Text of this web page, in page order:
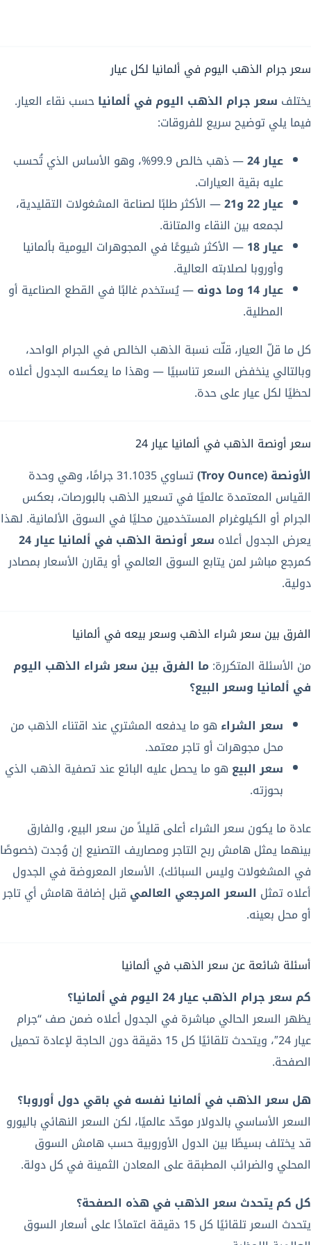
سعر جرام الذهب اليوم في ألمانيا لكل عيار
يختلف سعر جرام الذهب اليوم في ألمانياحسب نقاء العيار.
فيما يلي توضيح سريع للفروقات:
عيار 24
— ذهب خالص 99.9%، وهو الأساس الذي تُحسب
عليه بقية العيارات.
عيار 22 و21
— الأكثر طلبًا لصناعة المشغولات التقليدية،
لجمعه بين النقاء والمتانة.
عيار 18
— الأكثر شيوعًا في المجوهرات اليومية بألمانيا
وأوروبا لصلابته العالية.
عيار 14 وما دونه
— يُستخدم غالبًا في القطع الصناعية أو
المطلية.
كل ما قلّ العيار، قلّت نسبة الذهب الخالص في الجرام الواحد،
وبالتالي ينخفض السعر تناسبيًا — وهذا ما يعكسه الجدول أعلاه
لحظيًا لكل عيار على حدة.
سعر أونصة الذهب في ألمانيا عيار 24
الأونصة (Troy Ounce)
تساوي 31.1035 جرامًا، وهي وحدة
القياس المعتمدة عالميًا في تسعير الذهب بالبورصات، بعكس
الجرام أو الكيلوغرام المستخدمين محليًا في السوق الألمانية. لهذا
يعرض الجدول أعلاه سعر أونصة الذهب في ألمانيا عيار 24
كمرجع مباشر لمن يتابع السوق العالمي أو يقارن الأسعار بمصادر
دولية.
الفرق بين سعر شراء الذهب وسعر بيعه في ألمانيا
من الأسئلة المتكررة: ما الفرق بين سعر شراء الذهب اليوم
في ألمانيا وسعر البيع؟
سعر الشراء هو ما يدفعه المشتري عند اقتناء الذهب من
محل مجوهرات أو تاجر معتمد.
سعر البيع هو ما يحصل عليه البائع عند تصفية الذهب الذي
بحوزته.
عادة ما يكون سعر الشراء أعلى قليلاً من سعر البيع، والفارق
بينهما يمثل هامش ربح التاجر ومصاريف التصنيع إن وُجدت (خصوصًا
في المشغولات وليس السبائك). الأسعار المعروضة في الجدول
أعلاه تمثل السعر المرجعي العالمي قبل إضافة هامش أي تاجر
أو محل بعينه.
أسئلة شائعة عن سعر الذهب في ألمانيا
كم سعر جرام الذهب عيار 24 اليوم في ألمانيا؟
يظهر السعر الحالي مباشرة في الجدول أعلاه ضمن صف “جرام
عيار 24″، ويتحدث تلقائيًا كل 15 دقيقة دون الحاجة لإعادة تحميل
الصفحة.
هل سعر الذهب في ألمانيا نفسه في باقي دول أوروبا؟
السعر الأساسي بالدولار موحّد عالميًا، لكن السعر النهائي باليورو
قد يختلف بسيطًا بين الدول الأوروبية حسب هامش السوق
المحلي والضرائب المطبقة على المعادن الثمينة في كل دولة.
كل كم يتحدث سعر الذهب في هذه الصفحة؟
يتحدث السعر تلقائيًا كل 15 دقيقة اعتمادًا على أسعار السوق